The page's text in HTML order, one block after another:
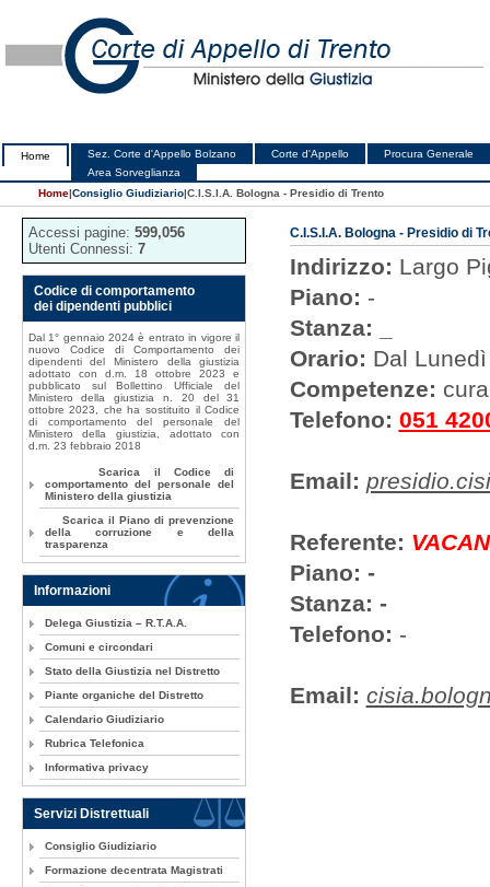
Home Sez. Corte d'Appello Bolzano Corte d'Appello
Procura Generale
Area Sorveglianza
Home|Consiglio Giudiziario|C.I.S.I.A. Bologna - Presidio di Trento
C.I.S.I.A. Bologna - Presidio di
Indirizzo: Largo
Piano: -
Stanza: _
Orario: Dal
Competenze:
Telefono: 051
Email:
Referente:
Piano: -
Stanza: -
Telefono: -
Email:
Accessi pagine: 599,056
Utenti Connessi: 7
Codice di comportamento
dei dipendenti pubblici
Dal 1° gennaio 2024 è entrato in vigore il
nuovo Codice di Comportamento dei
dipendenti del Ministero della giustizia
adottato con d.m. 18 ottobre 2023 e
pubblicato sul Bollettino Ufficiale del
Ministero della giustizia n. 20 del 31
ottobre 2023, che ha sostituito il Codice
di comportamento del personale del
Ministero della giustizia, adottato con
d.m. 23 febbraio 2018
Scarica il Codice di
comportamento del personale del
Ministero della giustizia
Scarica il Piano di prevenzione
della corruzione e della
trasparenza
Informazioni
Delega Giustizia – R.T.A.A.
Comuni e circondari
Stato della Giustizia nel Distretto
Piante organiche del Distretto
Calendario Giudiziario
Rubrica Telefonica
Informativa privacy
Servizi Distrettuali
Consiglio Giudiziario
Formazione decentrata Magistrati